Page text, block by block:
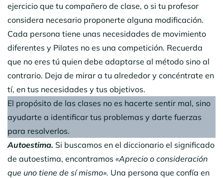
ejercicio que tu compañero de clase, o si tu profesor
considera necesario proponerte alguna modificación.
Cada persona tiene unas necesidades de movimiento
diferentes y Pilates no es una competición. Recuerda
que no eres tú quien debe adaptarse al método sino al
contrario. Deja de mirar a tu alrededor y concéntrate en
tí, en tus necesidades y tus objetivos.
El propósito de las clases no es hacerte sentir mal, sino
ayudarte a identificar tus problemas y darte fuerzas
para resolverlos.
Autoestima. Si buscamos en el diccionario el significado
de autoestima, encontramos «Aprecio o consideración
que uno tiene de sí mismo». Una persona que confía en